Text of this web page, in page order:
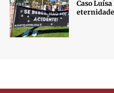
Caso
eternidade